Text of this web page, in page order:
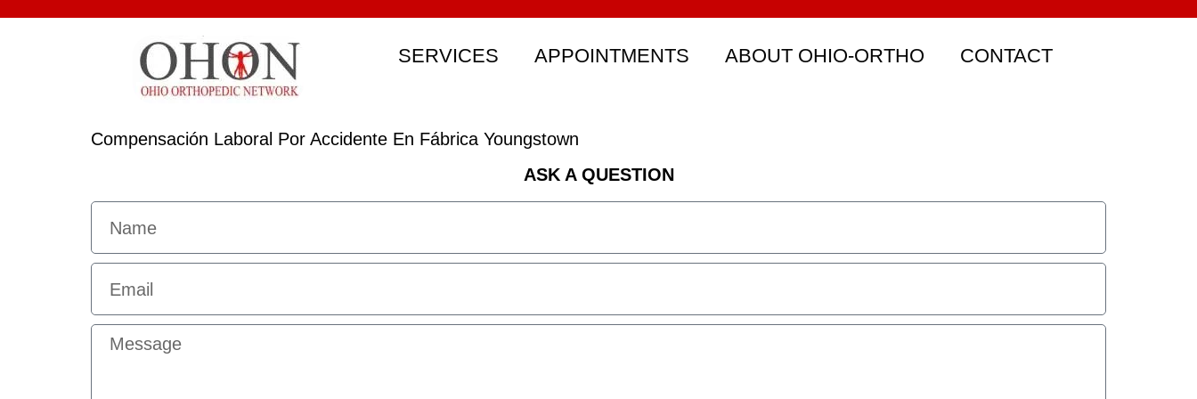
SERVICES APPOINTMENTS ABOUT OHIO-ORTHO CONTACT
Compensación Laboral Por Accidente En Fábrica Youngstown
ASK A QUESTION